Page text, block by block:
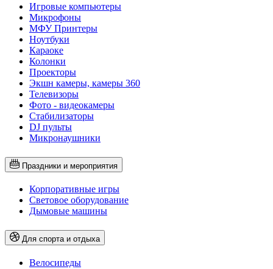
Игровые компьютеры
Микрофоны
МФУ Принтеры
Ноутбуки
Караоке
Колонки
Проекторы
Экшн камеры, камеры 360
Телевизоры
Фото - видеокамеры
Стабилизаторы
DJ пульты
Микронаушники
Праздники и мероприятия
Корпоративные игры
Световое оборудование
Дымовые машины
Для спорта и отдыха
Велосипеды